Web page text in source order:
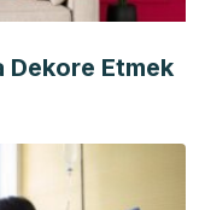
Dekore Etmek